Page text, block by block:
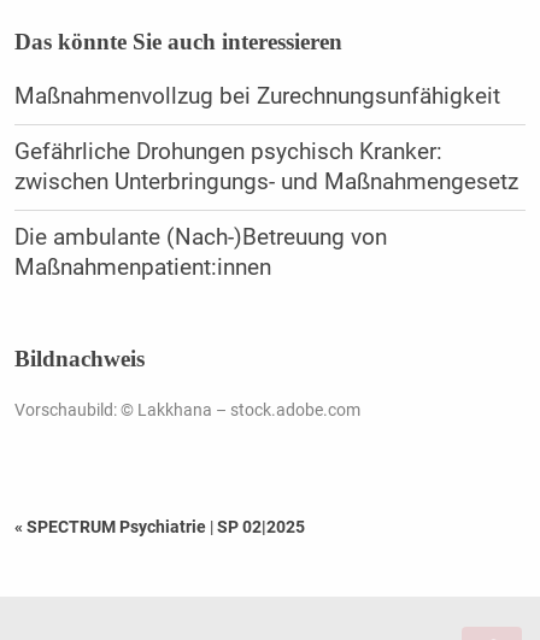
Das könnte Sie auch interessieren
Maßnahmenvollzug bei Zurechnungsunfähigkeit
Gefährliche Drohungen psychisch Kranker:
zwischen Unterbringungs- und Maßnahmengesetz
Die ambulante (Nach-)Betreuung von
Maßnahmenpatient:innen
Bildnachweis
Vorschaubild: © Lakkhana – stock.adobe.com
« SPECTRUM Psychiatrie |SP 02|2025